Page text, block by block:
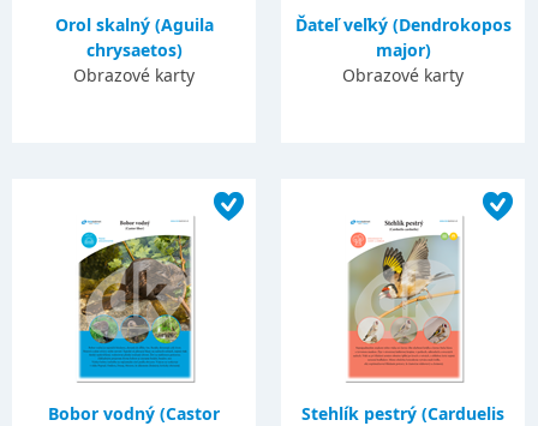
Orol skalný (Aguila
chrysaetos)
Obrazové karty
Ďateľ veľký (Dendrokopos
major)
Obrazové karty
Bobor vodný (Castor
Stehlík pestrý (Carduelis